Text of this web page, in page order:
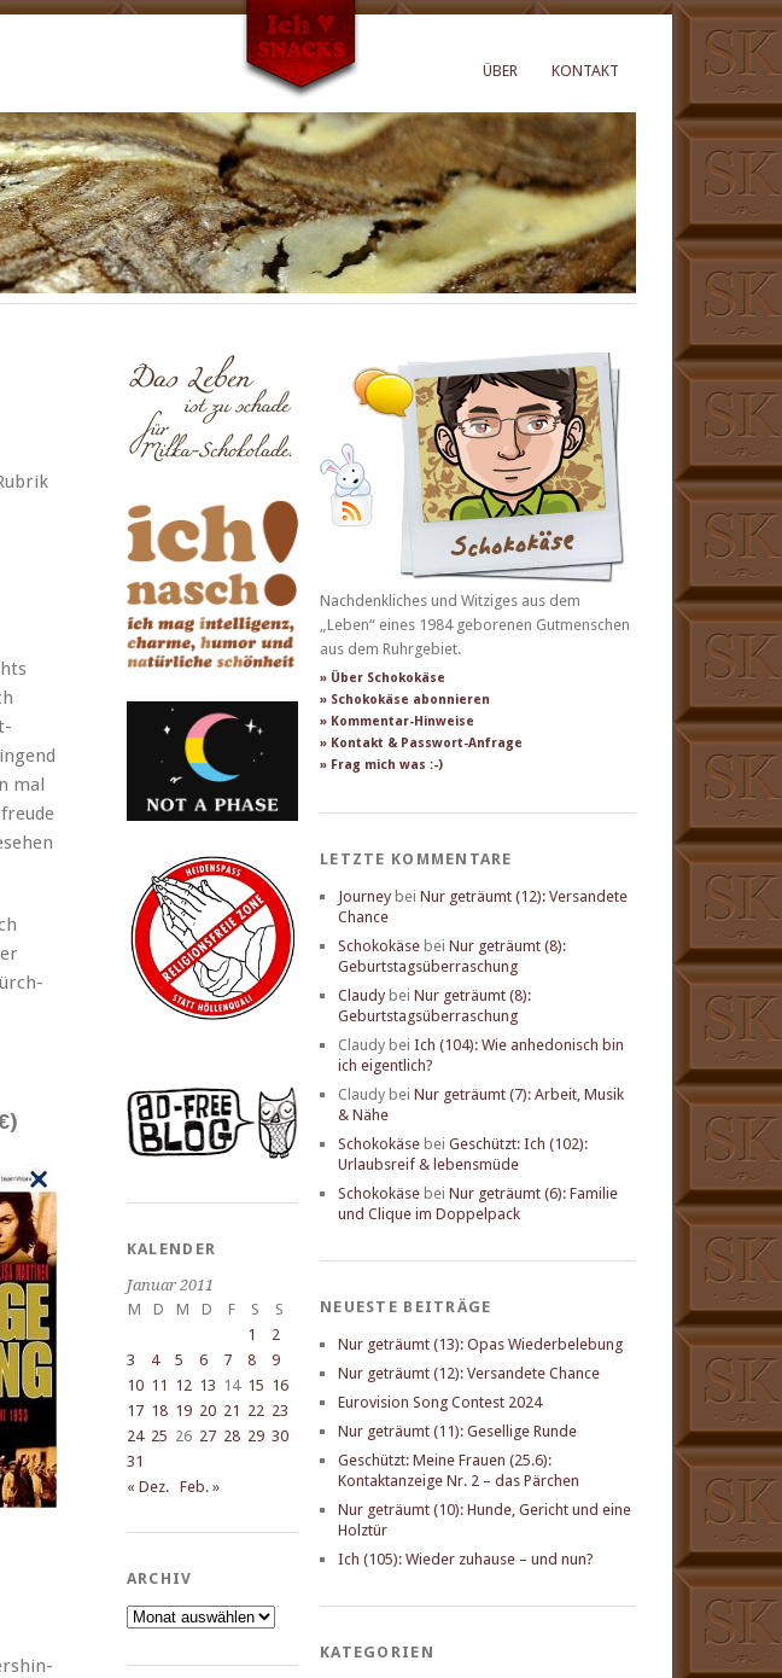
ÜBER KONTAKT
mal
KALENDER
Januar 2011
M
D M D F S
S
1
2
3
4 5 6 7 8
9
10 11 12 13 14 15 16
17 18 19 20 21 22 23
24 25 26 27 28 29 30
31
« Dez.
Feb. »
ARCHIV
Archiv
Nachdenkliches und Witziges aus dem
„Leben“ eines 1984 geborenen Gutmenschen
aus dem Ruhrgebiet.
» Über Schokokäse
» Schokokäse abonnieren
» Kommentar-Hinweise
» Kontakt & Passwort-Anfrage
» Frag mich was :-)
LETZTE KOMMENTARE
Journey bei Nur geträumt (12): Versandete
Chance
Schokokäse bei Nur geträumt (8):
Geburtstagsüberraschung
Claudy bei Nur geträumt (8):
Geburtstagsüberraschung
Claudy bei Ich (104): Wie anhedonisch bin
ich eigentlich?
Claudy bei Nur geträumt (7): Arbeit, Musik
& Nähe
Schokokäse bei Geschützt: Ich (102):
Urlaubsreif & lebensmüde
Schokokäse bei Nur geträumt (6): Familie
und Clique im Doppelpack
NEUESTE BEITRÄGE
Nur geträumt (13): Opas Wiederbelebung
Nur geträumt (12): Versandete Chance
Eurovision Song Contest 2024
Nur geträumt (11): Gesellige Runde
Geschützt: Meine Frauen (25.6):
Kontaktanzeige Nr. 2 – das Pärchen
Nur geträumt (10): Hunde, Gericht und eine
Holztür
Ich (105): Wieder zuhause – und nun?
KATEGORIEN